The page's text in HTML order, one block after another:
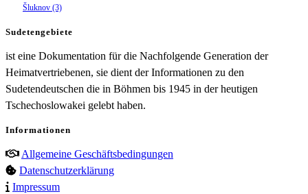
Šluknov (3)
Sudetengebiete
ist eine Dokumentation für die Nachfolgende Generation der
Heimatvertriebenen, sie dient der Informationen zu den
Sudetendeutschen die in Böhmen bis 1945 in der heutigen
Tschechoslowakei gelebt haben.
Informationen
Allgemeine Geschäftsbedingungen
Datenschutzerklärung
Impressum